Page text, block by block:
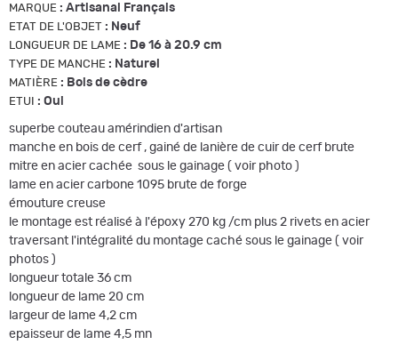
MARQUE : Artisanal Français
ETAT DE L'OBJET : Neuf
LONGUEUR DE LAME : De 16 à 20.9 cm
TYPE DE MANCHE : Naturel
MATIÈRE : Bois de cèdre
ETUI : Oui
superbe couteau amérindien d'artisan
manche en bois de cerf , gainé de lanière de cuir de cerf brute
mitre en acier cachée sous le gainage ( voir photo )
lame en acier carbone 1095 brute de forge
émouture creuse
le montage est réalisé à l'époxy 270 kg /cm plus 2 rivets en acier
traversant l'intégralité du montage caché sous le gainage ( voir
photos )
longueur totale 36 cm
longueur de lame 20 cm
largeur de lame 4,2 cm
epaisseur de lame 4,5 mn